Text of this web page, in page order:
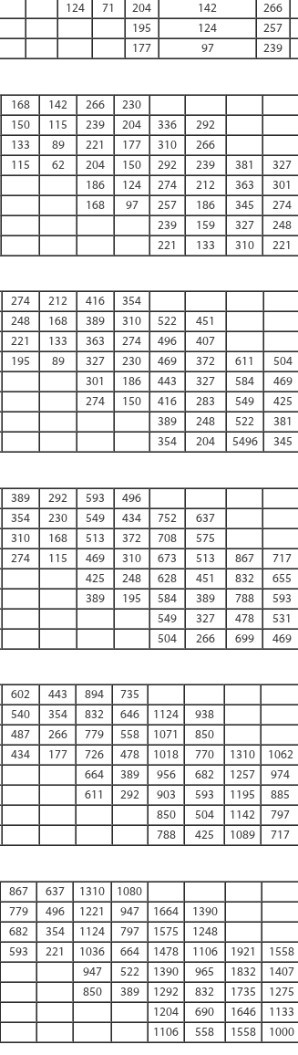
124 71 204 142 266
195
124 257
177
97 239
168 142 266 230
150 115 239 204 336 292
133 89 221 177 310 266
115
62 204 150 292 239 381 327
186
124 274 212 363 301
168
97 257 186 345 274
239
159 327 248
221
133 310 221
274 212 416 354
248 168 389 310 522 451
221 133 363 274 496 407
195
89 327 230 469 372 611 504
301
186 443 327 584 469
274
150 416 283 549 425
389
248 522 381
354
204 5496 345
389 292 593 496
354 230 549 434 752 637
310 168 513 372 708 575
274
115 469 310 673 513 867 717
425
248 628 451 832 655
389
195 584 389 788 593
549
327 478 531
504
266 699 469
602 443 894 735
540 354 832 646 1124 938
487 266 779 558 1071 850
434
177 726 478 1018 770 1310 1062
664
389 956 682 1257 974
611
292 903 593 1195 885
850
504 1142 797
788
425 1089 717
867 637 1310 1080
779 496 1221 947 1664 1390
682 354 1124 797 1575 1248
593
221 1036 664 1478 1106 1921 1558
947
522 1390 965 1832 1407
850
389 1292 832 1735 1275
1204
690 1646 1133
1106
558 1558 1000